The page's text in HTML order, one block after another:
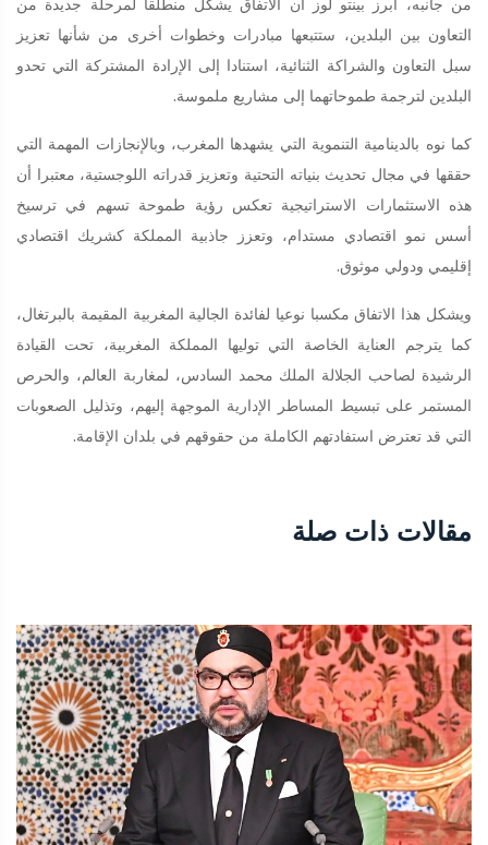
من جانبه، أبرز بينتو لوز أن الاتفاق يشكل منطلقا لمرحلة جديدة من
التعاون بين البلدين، ستتبعها مبادرات وخطوات أخرى من شأنها تعزيز
سبل التعاون والشراكة الثنائية، استنادا إلى الإرادة المشتركة التي تحدو
البلدين لترجمة طموحاتهما إلى مشاريع ملموسة.
كما نوه بالدينامية التنموية التي يشهدها المغرب، وبالإنجازات المهمة التي
حققها في مجال تحديث بنياته التحتية وتعزيز قدراته اللوجستية، معتبرا أن
هذه الاستثمارات الاستراتيجية تعكس رؤية طموحة تسهم في ترسيخ
أسس نمو اقتصادي مستدام، وتعزز جاذبية المملكة كشريك اقتصادي
إقليمي ودولي موثوق.
ويشكل هذا الاتفاق مكسبا نوعيا لفائدة الجالية المغربية المقيمة بالبرتغال،
كما يترجم العناية الخاصة التي توليها المملكة المغربية، تحت القيادة
الرشيدة لصاحب الجلالة الملك محمد السادس، لمغاربة العالم، والحرص
المستمر على تبسيط المساطر الإدارية الموجهة إليهم، وتذليل الصعوبات
التي قد تعترض استفادتهم الكاملة من حقوقهم في بلدان الإقامة.
مقالات ذات صلة